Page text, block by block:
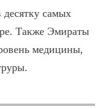
самых
Также Эмираты
медицины,